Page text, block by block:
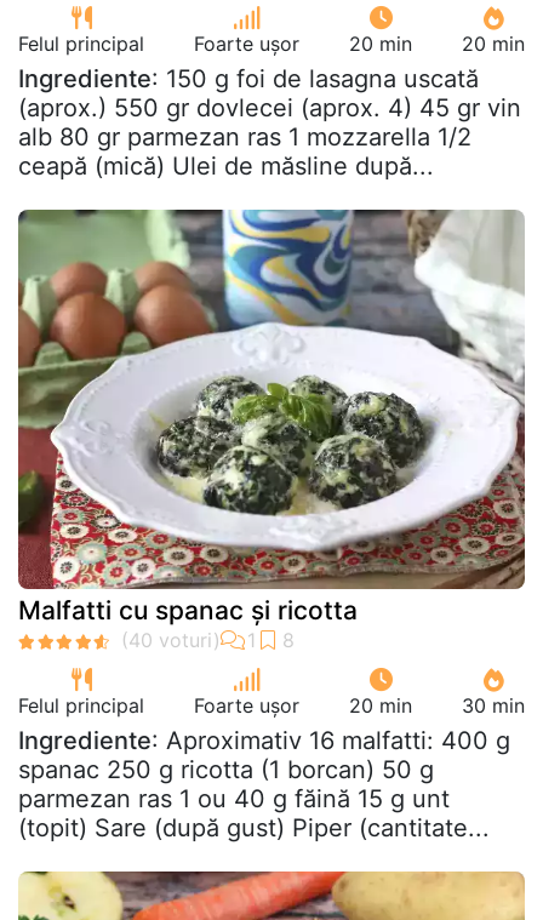
Felul principal Foarte ușor 20 min 20 min
Ingrediente: 150 g foi de lasagna uscată
(aprox.) 550 gr dovlecei (aprox. 4) 45 gr vin
alb 80 gr parmezan ras 1 mozzarella 1/2
ceapă (mică) Ulei de măsline după...
Malfatti cu spanac și ricotta
Felul principal Foarte ușor 20 min 30 min
Ingrediente: Aproximativ 16 malfatti: 400 g
spanac 250 g ricotta (1 borcan) 50 g
parmezan ras 1 ou 40 g făină 15 g unt
(topit) Sare (după gust) Piper (cantitate...